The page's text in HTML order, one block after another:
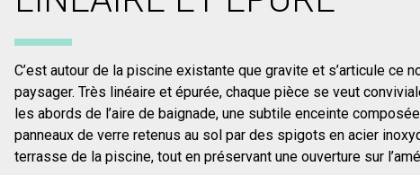
C’est autour de la piscine existante que gravite et s’articule ce
paysager. Très linéaire et épurée, chaque pièce se veut
les abords de l’aire de baignade, une subtile enceinte
panneaux de verre retenus au sol par des spigots en acier
terrasse de la piscine, tout en préservant une ouverture sur